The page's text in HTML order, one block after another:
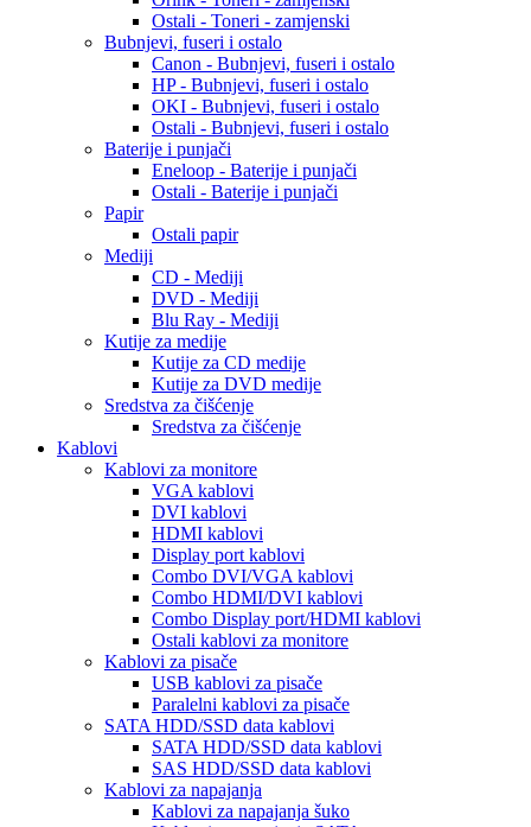
Ostali - Toneri - zamjenski
Bubnjevi, fuseri i ostalo
Canon - Bubnjevi, fuseri i ostalo
HP - Bubnjevi, fuseri i ostalo
OKI - Bubnjevi, fuseri i ostalo
Ostali - Bubnjevi, fuseri i ostalo
Baterije i punjači
Eneloop - Baterije i punjači
Ostali - Baterije i punjači
Papir
Ostali papir
Mediji
CD - Mediji
DVD - Mediji
Blu Ray - Mediji
Kutije za medije
Kutije za CD medije
Kutije za DVD medije
Sredstva za čišćenje
Sredstva za čišćenje
Kablovi
Kablovi za monitore
VGA kablovi
DVI kablovi
HDMI kablovi
Display port kablovi
Combo DVI/VGA kablovi
Combo HDMI/DVI kablovi
Combo Display port/HDMI kablovi
Ostali kablovi za monitore
Kablovi za pisače
USB kablovi za pisače
Paralelni kablovi za pisače
SATA HDD/SSD data kablovi
SATA HDD/SSD data kablovi
SAS HDD/SSD data kablovi
Kablovi za napajanja
Kablovi za napajanja šuko